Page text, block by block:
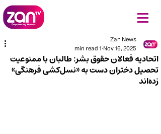
اتحادیه فعالان حقوق بشر: طالبان با ممنوعیت
تحصیل دختران دست به «نسل‌کشی فرهنگی»
زده‌اند
Zan News
Nov 16, 2025
1 min read